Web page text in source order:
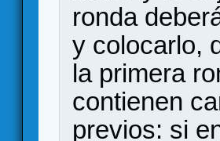
ronda
y colocarlo,
la primera
contienen
previos: si